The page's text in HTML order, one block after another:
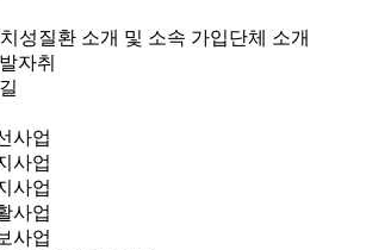
성질환 소개 및 소속 가입단체 소개
자취
사업
사업
사업
사업
사업